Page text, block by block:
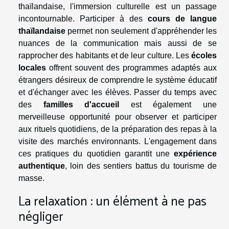
thaïlandaise, l'immersion culturelle est un passage
incontournable. Participer à des cours de langue
thaïlandaise permet non seulement d'appréhender les
nuances de la communication mais aussi de se
rapprocher des habitants et de leur culture. Les écoles
locales offrent souvent des programmes adaptés aux
étrangers désireux de comprendre le système éducatif
et d'échanger avec les élèves. Passer du temps avec
des familles d'accueil
est également une
merveilleuse opportunité pour observer et participer
aux rituels quotidiens, de la préparation des repas à la
visite des marchés environnants. L'engagement dans
ces pratiques du quotidien garantit une expérience
authentique, loin des sentiers battus du tourisme de
masse.
La relaxation : un élément à ne pas
négliger